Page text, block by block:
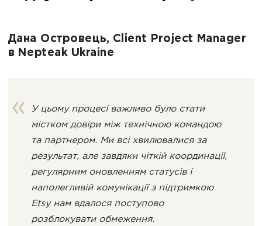
Дана Островець, Client Project Manager
в Nepteak Ukraine
У цьому процесі важливо було стати
містком довіри між технічною командою
та партнером. Ми всі хвилювалися за
результат, але завдяки чіткій координації,
регулярним оновленням статусів і
наполегливій комунікації з підтримкою
Etsy нам вдалося поступово
розблокувати обмеження.